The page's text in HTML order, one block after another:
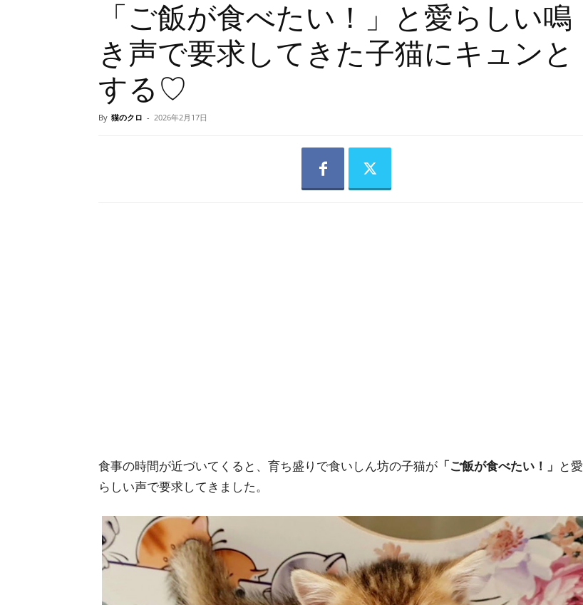
「ご飯が食べたい！」と愛らしい鳴
き声で要求してきた子猫にキュンと
する♡
By 猫のクロ - 2026年2月17日
食事の時間が近づいてくると、育ち盛りで食いしん坊の子猫が 「ご飯が食べたい！」 と愛
らしい声で要求してきました。